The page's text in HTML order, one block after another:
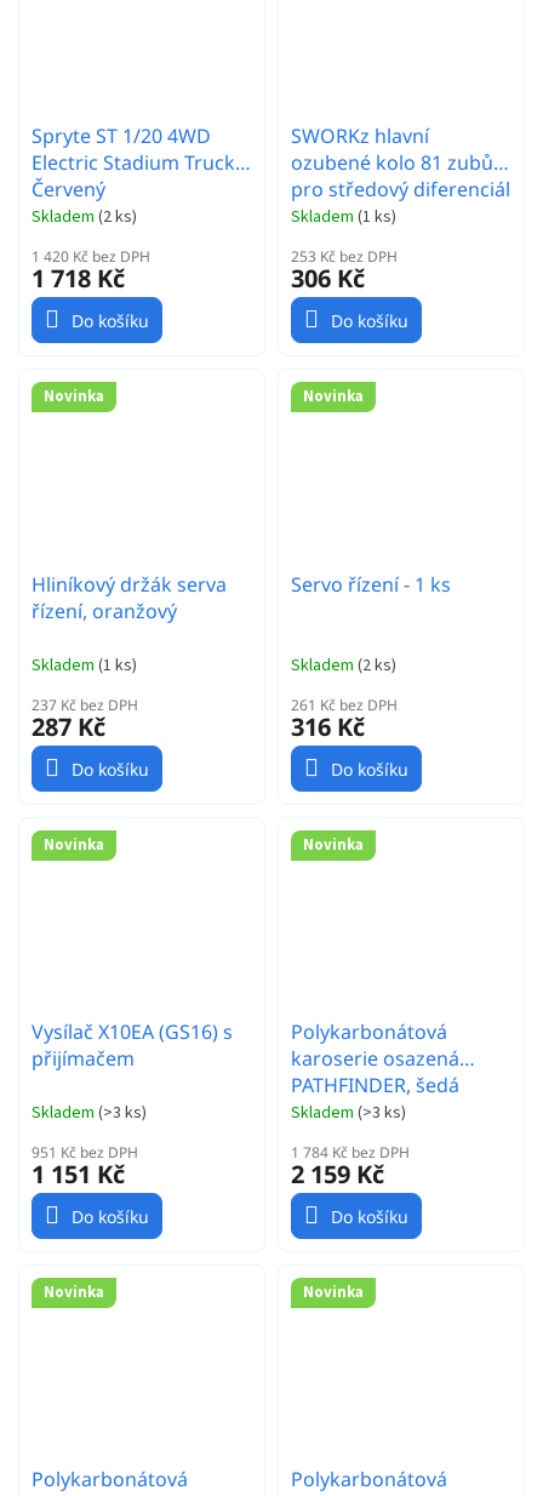
Spryte ST 1/20 4WD
Electric Stadium Truck -
Červený
Skladem (2 ks)
1 420 Kč bez DPH
1 718 Kč
Do košíku
SWORKz hlavní
ozubené kolo 81 zubů
pro středový diferenciál
Skladem (1 ks)
253 Kč bez DPH
306 Kč
Do košíku
Novinka
Hliníkový držák serva
řízení, oranžový
Skladem (1 ks)
237 Kč bez DPH
287 Kč
Do košíku
Novinka
Servo řízení - 1 ks
Skladem (2 ks)
261 Kč bez DPH
316 Kč
Do košíku
Novinka
Vysílač X10EA (GS16) s
přijímačem
Skladem (>3 ks)
951 Kč bez DPH
1 151 Kč
Do košíku
Novinka
Polykarbonátová
karoserie osazená
PATHFINDER, šedá
Skladem (>3 ks)
1 784 Kč bez DPH
2 159 Kč
Do košíku
Novinka
Polykarbonátová
Novinka
Polykarbonátová